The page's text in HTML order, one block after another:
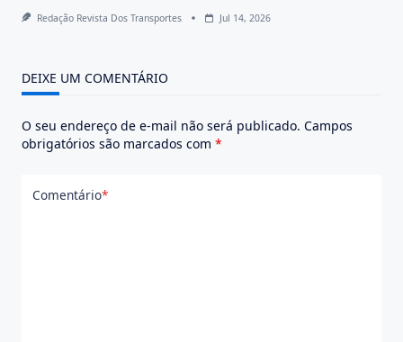
Redação Revista Dos Transportes Jul 14, 2026
DEIXE UM COMENTÁRIO
O seu endereço de e-mail não será publicado. Campos
obrigatórios são marcados com *
Comentário*